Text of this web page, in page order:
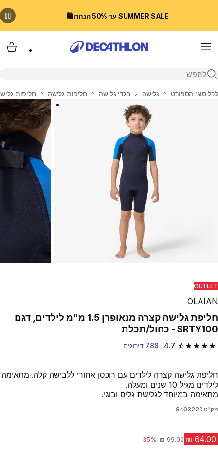
SUMMER SALE עד 50% הנחה 🛍️
Menu
פתיחת חיפוש
בית
לכל סוגי הספורט גלישה בגדי גלישה חליפות גלישה חליפות
OUTLET
OLAIAN
חליפת גלישה קצרה מנאופרן 1.5 מ"מ לילדים, דגם
SRTY100 - כחול/תכלת
4.7 4.7 out of 5 stars from 788 reviews 788 דירוגים
חליפת גלישה קצרה לילדים עם רוכסן אחורי ללבישה קלה. מתאימה
לילדים מגיל 10 שנים ומעלה.
מתאימה במיוחד לגלישת גלים ובוגי.
מק"ט 8403220
מחיר לפני הנחה
-35%